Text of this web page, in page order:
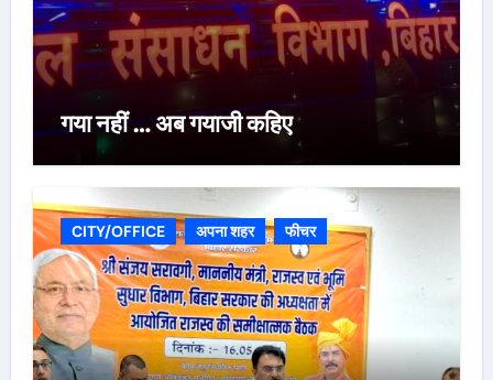
गया नहीं … अब गयाजी कहिए
CITY/OFFICE अपना शहर फीचर